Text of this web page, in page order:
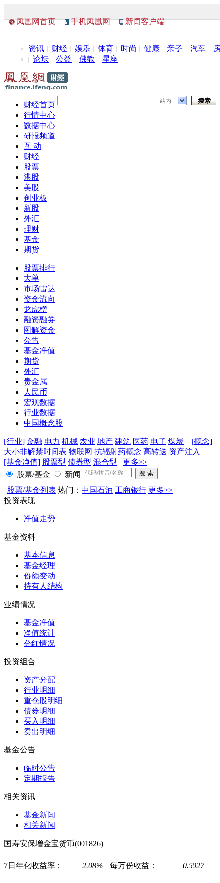
凤凰网首页 手机凤凰网 新闻客户端
资讯 财经 娱乐 体育 时尚 健康 亲子 汽车
论坛
公益 佛教 星座
站内
财经首页
行情中心
数据中心
研报频道
互 动
财经
股票
港股
美股
创业板
新股
外汇
理财
基金
期货
股票排行
大单
市场雷达
资金流向
龙虎榜
融资融券
图解资金
公告
基金净值
期货
外汇
贵金属
人民币
宏观数据
行业数据
中国概念股
[行业] 金融 电力 机械 农业 地产 建筑 医药 电子 煤炭
[概念]
大小非解禁时间表 物联网 抗辐射药概念 高转送 资产注入
[基金净值] 股票型 债券型 混合型
更多>>
股票/基金
新闻
股票/基金列表 热门： 中国石油 工商银行 更多>>
投资表现
净值走势
基金资料
基本信息
基金经理
份额变动
持有人结构
业绩情况
基金净值
净值统计
分红情况
投资组合
资产分配
行业明细
重仓股明细
债券明细
买入明细
卖出明细
基金公告
临时公告
定期报告
相关资讯
基金新闻
相关新闻
国寿安保增金宝货币(001826)
7日年化收益率： 2.08% 每万份收益： 0.5027